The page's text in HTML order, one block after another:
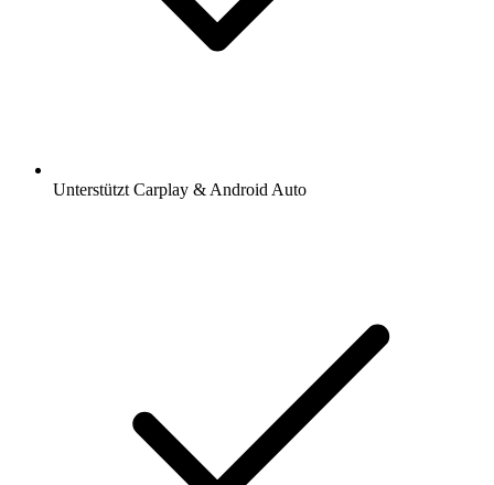
Unterstützt Carplay & Android Auto